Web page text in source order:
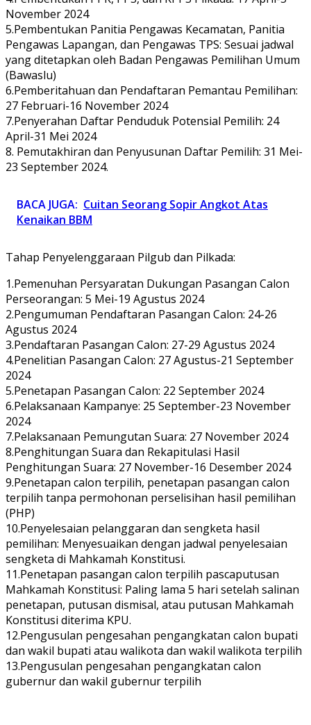
November 2024
5.Pembentukan Panitia Pengawas Kecamatan, Panitia
Pengawas Lapangan, dan Pengawas TPS: Sesuai jadwal
yang ditetapkan oleh Badan Pengawas Pemilihan Umum
(Bawaslu)
6.Pemberitahuan dan Pendaftaran Pemantau Pemilihan:
27 Februari-16 November 2024
7.Penyerahan Daftar Penduduk Potensial Pemilih: 24
April-31 Mei 2024
8. Pemutakhiran dan Penyusunan Daftar Pemilih: 31 Mei-
23 September 2024.
BACA JUGA: Cuitan Seorang Sopir Angkot Atas
Kenaikan BBM
Tahap Penyelenggaraan Pilgub dan Pilkada:
1.Pemenuhan Persyaratan Dukungan Pasangan Calon
Perseorangan: 5 Mei-19 Agustus 2024
2.Pengumuman Pendaftaran Pasangan Calon: 24-26
Agustus 2024
3.Pendaftaran Pasangan Calon: 27-29 Agustus 2024
4.Penelitian Pasangan Calon: 27 Agustus-21 September
2024
5.Penetapan Pasangan Calon: 22 September 2024
6.Pelaksanaan Kampanye: 25 September-23 November
2024
7.Pelaksanaan Pemungutan Suara: 27 November 2024
8.Penghitungan Suara dan Rekapitulasi Hasil
Penghitungan Suara: 27 November-16 Desember 2024
9.Penetapan calon terpilih, penetapan pasangan calon
terpilih tanpa permohonan perselisihan hasil pemilihan
(PHP)
10.Penyelesaian pelanggaran dan sengketa hasil
pemilihan: Menyesuaikan dengan jadwal penyelesaian
sengketa di Mahkamah Konstitusi.
11.Penetapan pasangan calon terpilih pascaputusan
Mahkamah Konstitusi: Paling lama 5 hari setelah salinan
penetapan, putusan dismisal, atau putusan Mahkamah
Konstitusi diterima KPU.
12.Pengusulan pengesahan pengangkatan calon bupati
dan wakil bupati atau walikota dan wakil walikota terpilih
13.Pengusulan pengesahan pengangkatan calon
gubernur dan wakil gubernur terpilih